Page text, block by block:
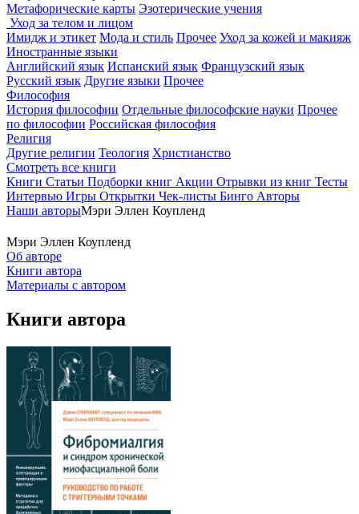
Метафорические карты Эзотерические учения
Уход за телом и лицом
Имидж и этикет Мода и стиль Прочее Уход за кожей и макияж
Иностранные языки
Английский язык Испанский язык Французский язык
Русский язык Другие языки Прочее
Философия
История философии Отдельные философские науки Прочее
по философии Российская философия
Религия
Другие религии Теология Христианство
Смотреть все книги
Книги Статьи Подборки книг Акции Отрывки из книг Тесты
Интервью Игры Открытки Чек-листы Бинго Авторы
Наши авторыМэри Эллен Коупленд
Мэри Эллен Коупленд
Об авторе
Книги автора
Материалы с автором
Книги автора